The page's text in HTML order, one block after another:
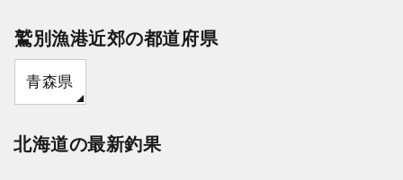
鷲別漁港近郊の都道府県
青森県
北海道の最新釣果